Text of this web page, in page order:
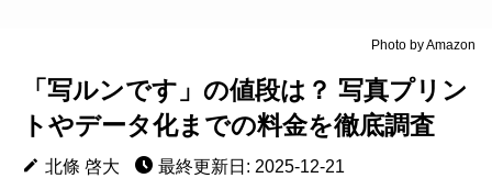
Photo by Amazon
「写ルンです」の値段は？ 写真プリン
トやデータ化までの料金を徹底調査
北條 啓大
最終更新日: 2025-12-21